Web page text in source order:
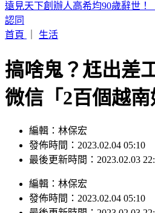
美股開盤／聯準會升息疑慮意外減
首頁
搞啥鬼？尪出差
微信「2百個越
發佈時間：2023.02.04 05:10
最後更新時間：2023.02.03
發佈時間：2023.02.04 05:10
最後更新時間：2023.02.03